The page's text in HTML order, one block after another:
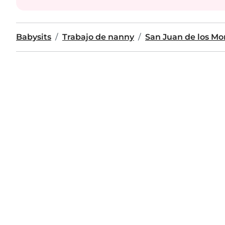
Babysits Trabajo de nanny San Juan de los